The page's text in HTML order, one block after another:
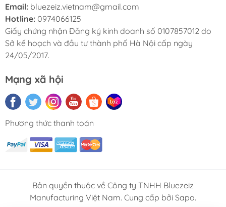
Email: bluezeiz.vietnam@gmail.com
Hotline: 0974066125
Giấy chứng nhận Đăng ký kinh doanh số 0107857012 do
Sở kế hoạch và đầu tư thành phố Hà Nội cấp ngày
24/05/2017.
Mạng xã hội
Phương thức thanh toán
Bản quyền thuộc về Công ty TNHH Bluezeiz
Manufacturing Việt Nam. Cung cấp bởi Sapo.